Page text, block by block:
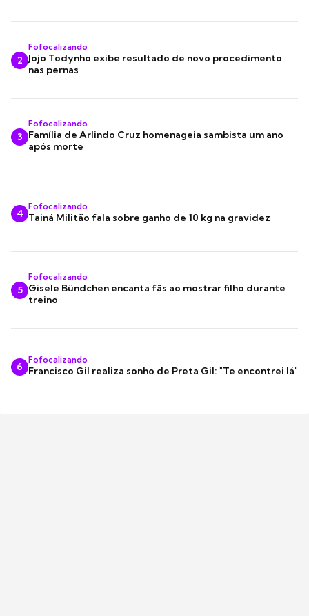
2
Fofocalizando
Jojo Todynho exibe resultado de novo procedimento
nas pernas
3
Fofocalizando
Família de Arlindo Cruz homenageia sambista um ano
após morte
4
Fofocalizando
Tainá Militão fala sobre ganho de 10 kg na gravidez
5
Fofocalizando
Gisele Bündchen encanta fãs ao mostrar filho durante
treino
6
Fofocalizando
Francisco Gil realiza sonho de Preta Gil: "Te encontrei lá"